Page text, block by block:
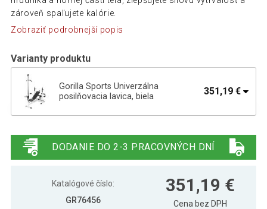
zároveň spaľujete kalórie.
Zobraziť podrobnejší popis
Varianty produktu
Gorilla Sports Univerzálna
posilňovacia lavica, biela
351,19 €
Sports s vežou a lat pull
DODANIE DO 2-3 PRACOVNÝCH DNÍ
Katalógové číslo:
GR76456
351,19 €
Cena bez DPH